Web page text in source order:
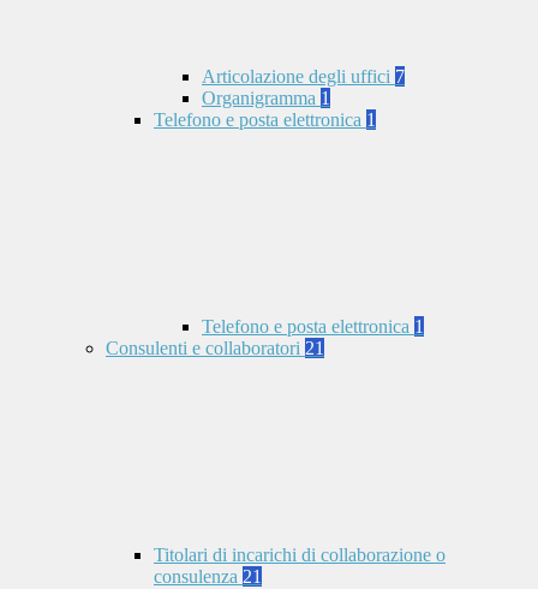
Articolazione degli uffici 7
Organigramma 1
Telefono e posta elettronica 1
Telefono e posta elettronica 1
Consulenti e collaboratori 21
Titolari di incarichi di collaborazione o
consulenza 21